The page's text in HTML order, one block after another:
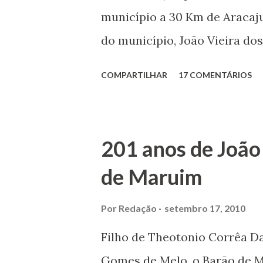
município a 30 Km de
do município, João Vieira
se dedicar aos estudos, e
primeiro plano para auxiliar
garçon, dono de bar, de
COMPARTILHAR 17 COMENTÁRIOS
201 anos de
de Maruim
Por Redação setembro 17, 2010
Filho de Theotonio Corrêa